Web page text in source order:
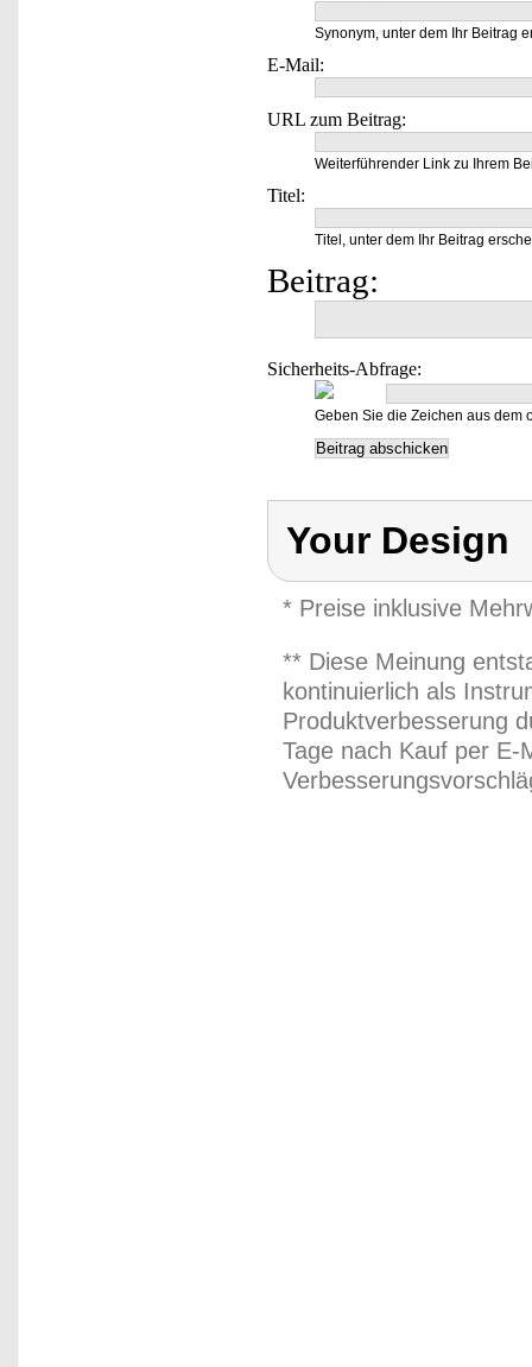
Synonym, unter dem Ihr Beitrag
E-Mail:
URL zum Beitrag:
Weiterführender Link zu Ihrem
Titel:
Titel, unter dem Ihr Beitrag
Beitrag:
Sicherheits-Abfrage:
Geben Sie die Zeichen aus dem
Your Design
* Preise inklusive
** Diese Meinung
kontinuierlich als
Produktverbesserung
Tage nach Kauf per E-